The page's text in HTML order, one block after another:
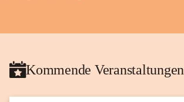
Kommende Veranstaltungen